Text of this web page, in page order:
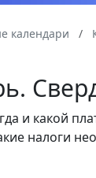
календари
и какой
налоги